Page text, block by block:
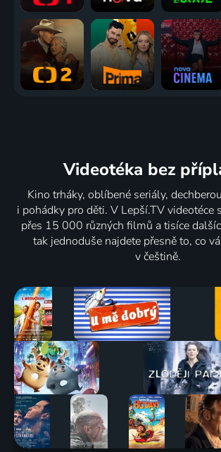
Videotéka bez
Kino trháky, oblíbené seriály,
i pohádky pro děti. V Lepší.TV videotéce
přes 15 000 různých filmů a tisíce
tak jednoduše najdete přesně to, co
v češtině.